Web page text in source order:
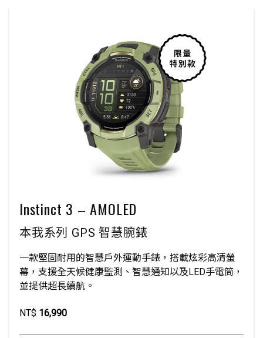
Instinct 3 – AMOLED
本我系列 GPS 智慧腕錶
一款堅固耐用的智慧戶外運動手錶，搭載炫彩高清螢
幕，支援全天候健康監測、智慧通知以及LED手電筒，
並提供超長續航。
NT$ 16,990